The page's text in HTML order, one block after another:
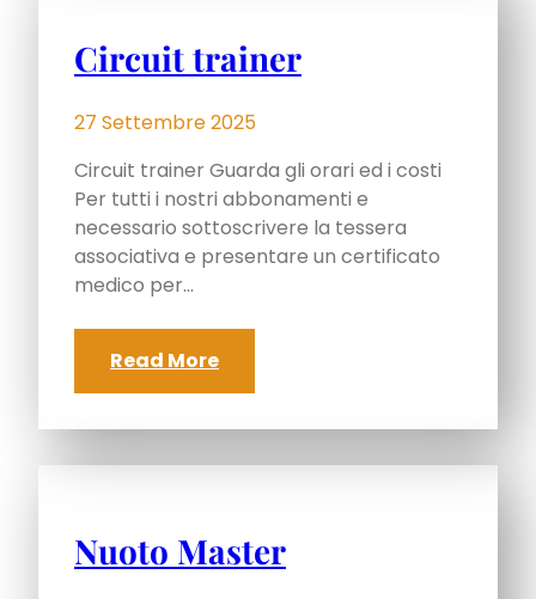
Circuit trainer
27 Settembre 2025
Circuit trainer Guarda gli orari ed i costi
Per tutti i nostri abbonamenti e
necessario sottoscrivere la tessera
associativa e presentare un certificato
medico per…
Read More
Nuoto Master